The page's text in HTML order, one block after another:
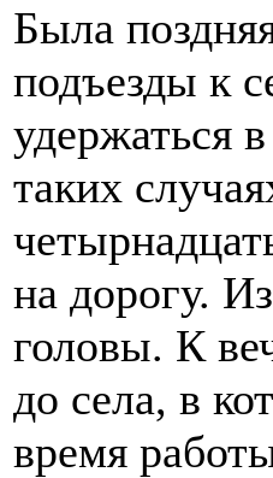
Была
подъезды к
удержаться
таких
на дорогу.
головы. К
до села, в
время